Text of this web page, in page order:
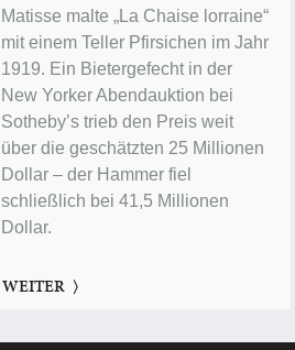
Matisse malte „La Chaise lorraine“
mit einem Teller Pfirsichen im Jahr
1919. Ein Bietergefecht in der
New Yorker Abendauktion bei
Sotheby’s trieb den Preis weit
über die geschätzten 25 Millionen
Dollar – der Hammer fiel
schließlich bei 41,5 Millionen
Dollar.
WEITER